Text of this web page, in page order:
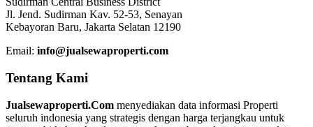
Jl. Jend. Sudirman Kav. 52-53, Senayan
Kebayoran Baru, Jakarta Selatan 12190
Email: info@jualsewaproperti.com
Tentang Kami
Jualsewaproperti.Com menyediakan data informasi Properti
seluruh indonesia yang strategis dengan harga terjangkau untuk